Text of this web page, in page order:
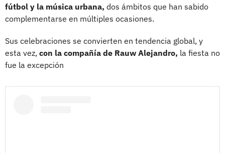
fútbol y la música urbana, dos ámbitos que han sabido
complementarse en múltiples ocasiones.
Sus celebraciones se convierten en tendencia global, y
esta vez, con la compañía de Rauw Alejandro, la fiesta no
fue la excepción